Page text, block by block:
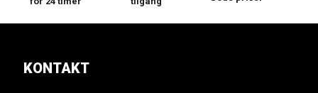
KONTAKT